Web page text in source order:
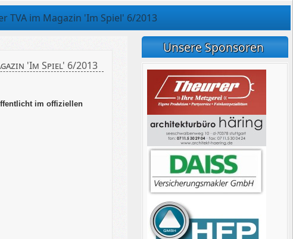
TVA im Magazin 'Im Spiel' 6/2013
Unsere Sponsoren
'Im Spiel' 6/2013
im offiziellen